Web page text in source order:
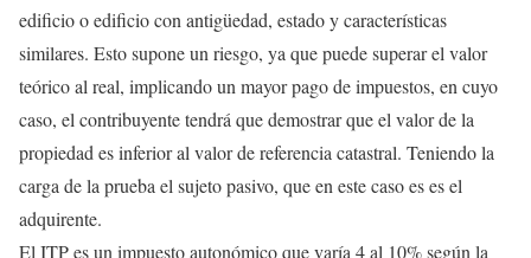
edificio o edificio con antigüedad, estado y características
similares. Esto supone un riesgo, ya que puede superar el valor
teórico al real, implicando un mayor pago de impuestos, en cuyo
caso, el contribuyente tendrá que demostrar que el valor de la
propiedad es inferior al valor de referencia catastral. Teniendo la
carga de la prueba el sujeto pasivo, que en este caso es es el
adquirente.
El ITP es un impuesto autonómico que varía 4 al 10% según la